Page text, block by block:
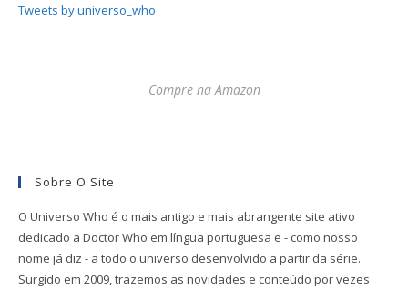
Tweets by universo_who
Compre na Amazon
Sobre O Site
O Universo Who é o mais antigo e mais abrangente site ativo
dedicado a Doctor Who em língua portuguesa e - como nosso
nome já diz - a todo o universo desenvolvido a partir da série.
Surgido em 2009, trazemos as novidades e conteúdo por vezes